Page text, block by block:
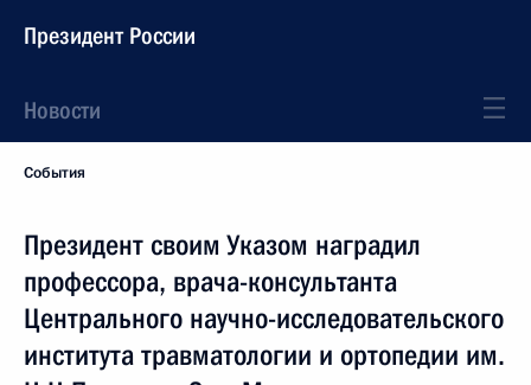
Президент России
Новости
События
Президент своим Указом наградил
профессора, врача-консультанта
Центрального научно-исследовательского
института травматологии и ортопедии им.